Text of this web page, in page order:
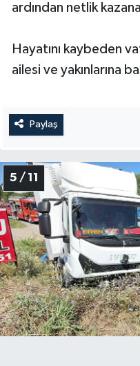
ardından netlik
Hayatını kaybeden
ailesi ve yakınlarına
Paylaş
5 / 11